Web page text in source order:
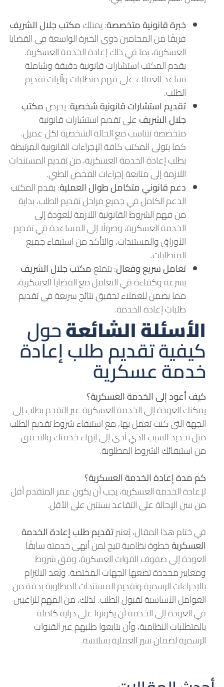
خبرة قانونية متخصصة: يمتلكمكتب جلال الشريف
فريقًا من المحامين ذوي الخبرة الواسعة في القضايا
العسكرية، بما في ذلك إعادة الخدمة العسكرية.
يقدم المكتب استشارات قانونية دقيقة وشاملة
تساعد العملاء على فهم متطلبات وآليات تقديم
الطلب.
تقديم استشارات قانونية شخصية: يحرصمكتب
جلال الشريف على تقديم استشارات قانونية
متخصصة تتناسب مع الحالة الشخصية لكل عميل.
كما يتولى المكتب كافة الإجراءات القانونية المرتبطة
بطلب إعادة الخدمة العسكرية، من تقديم المستندات
اللازمة إلى متابعة إجراءات الفحص الطبي.
دعم قانوني متكامل طوال العملية: يقدم المكتب
الدعم الكامل في جميع مراحل تقديم الطلب، بداية
من فهم الشروط القانونية اللازمة للعودة إلى
الخدمة العسكرية، وصولًا إلى المساعدة في تقديم
الأوراق والمستندات، والتأكد من استيفاء جميع
المتطلبات.
تعامل سريع وفعال: يتمتعمكتب جلال الشريف
بسرعة وكفاءة في التعامل مع القضايا العسكرية،
مما يضمن للعملاء تحقيق نتائج سريعة في تقديم
طلبات إعادة الخدمة.
الأسئلة الشائعةحول
كيفية تقديم طلب إعادة
خدمة عسكرية
كيف أعود إلى الخدمة العسكرية؟
يمكنك العودة إلى الخدمة العسكرية عبر التقدم بطلب إلى
الجهة التي كنت تعمل بها، مع استيفاء شروط تقديم الطلب
مثل تحديد السبب الذي أدى إلى إنهاء خدمتك والتحقق
من استيفائك الشروط المطلوبة.
كم مدة إعادة الخدمة العسكرية؟
لإعادة الخدمة العسكرية، يجب أن يكون عمر المتقدم أقل
من سن الإحالة على التقاعد بسنتين على الأقل.
في ختام هذا المقال، يُعتبرتقديم طلب إعادة الخدمة
العسكريةخطوة نظامية تتيح لمن أنهى خدمته سابقًا
العودة إلى صفوف القوات العسكرية، وفق شروط
ومعايير محددة تضعها الجهات المختصة. ويُعد الالتزام
بالإجراءات الرسمية وتقديم المستندات المطلوبة بدقة من
العوامل الأساسية لقبول الطلب. لذلك، من المهم للراغبين
في العودة إلى الخدمة أن يكونوا على دراية كاملة
بالمتطلبات النظامية، وأن يتابعوا طلبهم عبر القنوات
الرسمية لضمان سير العملية بسلاسة.